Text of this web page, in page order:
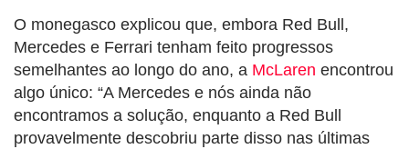
O monegasco explicou que, embora Red Bull,
Mercedes e Ferrari tenham feito progressos
semelhantes ao longo do ano, a McLaren encontrou
algo único: “A Mercedes e nós ainda não
encontramos a solução, enquanto a Red Bull
provavelmente descobriu parte disso nas últimas